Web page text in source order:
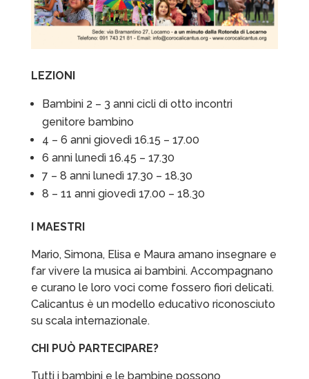
LEZIONI
Bambini 2 – 3 anni cicli di otto incontri
genitore bambino
4 – 6 anni giovedì 16.15 – 17.00
6 anni lunedì 16.45 – 17.30
7 – 8 anni lunedì 17.30 – 18.30
8 – 11 anni giovedì 17.00 – 18.30
I MAESTRI
Mario, Simona, Elisa e Maura amano insegnare e
far vivere la musica ai bambini. Accompagnano
e curano le loro voci come fossero fiori delicati.
Calicantus è un modello educativo riconosciuto
su scala internazionale.
CHI PUÒ PARTECIPARE?
Tutti i bambini e le bambine possono